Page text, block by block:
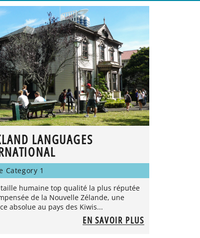
LANGUAGES
Category 1
taille humaine top qualité la plus réputée
de la Nouvelle Zélande, une
absolue au pays des Kiwis...
EN SAVOIR PLUS